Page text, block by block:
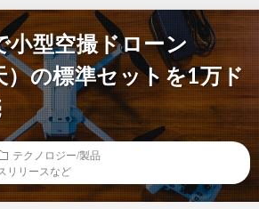
小型空撮ドローン
）の標準セットを1万ド
テクノロジー/製品
リリースなど